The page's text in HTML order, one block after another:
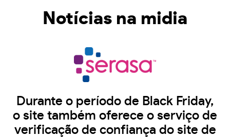
Notícias na midia
Durante o período de Black Friday,
o site também oferece o serviço de
verificação de confiança do site de